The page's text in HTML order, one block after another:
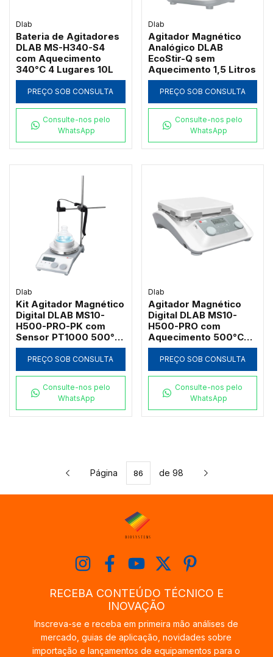
Dlab
Bateria de Agitadores
DLAB MS-H340-S4
com Aquecimento
340°C 4 Lugares 10L
PREÇO SOB CONSULTA
Consulte-nos pelo
WhatsApp
Dlab
Agitador Magnético
Analógico DLAB
EcoStir-Q sem
Aquecimento 1,5 Litros
PREÇO SOB CONSULTA
Consulte-nos pelo
WhatsApp
Dlab
Kit Agitador Magnético
Digital DLAB MS10-
H500-PRO-PK com
Sensor PT1000 500°C
30L
PREÇO SOB CONSULTA
Consulte-nos pelo
WhatsApp
Dlab
Agitador Magnético
Digital DLAB MS10-
H500-PRO com
Aquecimento 500°C
30 Litros
PREÇO SOB CONSULTA
Consulte-nos pelo
WhatsApp
Página de 98
RECEBA CONTEÚDO TÉCNICO E
INOVAÇÃO
Inscreva-se e receba em primeira mão análises de
mercado, guias de aplicação, novidades sobre
importação e lançamentos de equipamentos para o